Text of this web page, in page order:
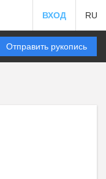
ВХОД RU
Отправить рукопись